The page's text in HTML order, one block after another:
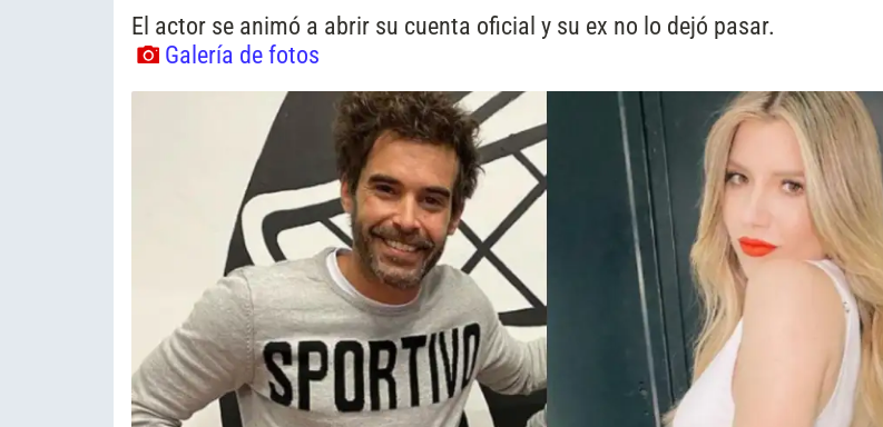
El actor se animó a abrir su cuenta oficial y su ex no lo dejó pasar.
Galería de fotos